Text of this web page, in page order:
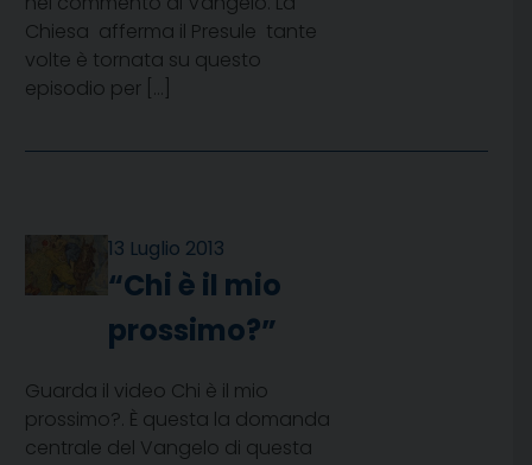
Chiesa  afferma il Presule  tante
volte è tornata su questo
episodio per […]
13 Luglio 2013
“Chi è il mio
prossimo?”
Guarda il video Chi è il mio
prossimo?. È questa la domanda
centrale del Vangelo di questa